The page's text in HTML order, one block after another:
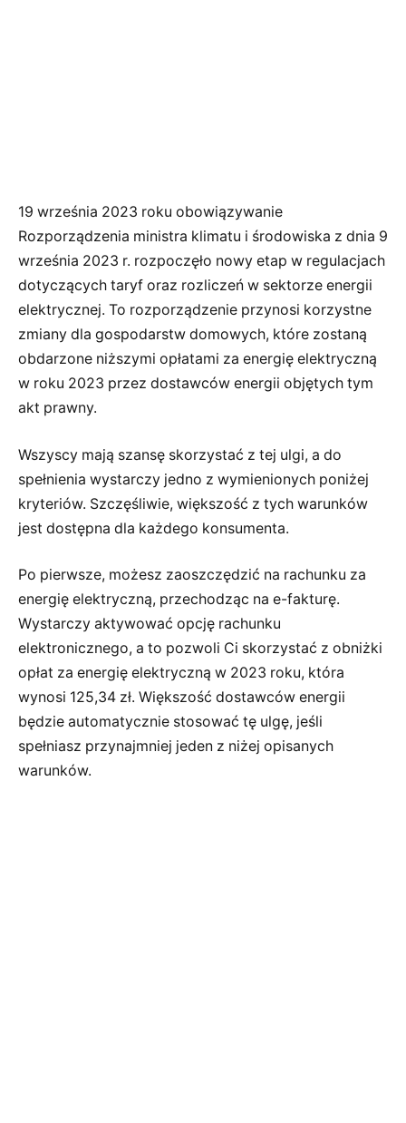
19 września 2023 roku obowiązywanie
Rozporządzenia ministra klimatu i środowiska z dnia 9
września 2023 r. rozpoczęło nowy etap w regulacjach
dotyczących taryf oraz rozliczeń w sektorze energii
elektrycznej. To rozporządzenie przynosi korzystne
zmiany dla gospodarstw domowych, które zostaną
obdarzone niższymi opłatami za energię elektryczną
w roku 2023 przez dostawców energii objętych tym
akt prawny.
Wszyscy mają szansę skorzystać z tej ulgi, a do
spełnienia wystarczy jedno z wymienionych poniżej
kryteriów. Szczęśliwie, większość z tych warunków
jest dostępna dla każdego konsumenta.
Po pierwsze, możesz zaoszczędzić na rachunku za
energię elektryczną, przechodząc na e-fakturę.
Wystarczy aktywować opcję rachunku
elektronicznego, a to pozwoli Ci skorzystać z obniżki
opłat za energię elektryczną w 2023 roku, która
wynosi 125,34 zł. Większość dostawców energii
będzie automatycznie stosować tę ulgę, jeśli
spełniasz przynajmniej jeden z niżej opisanych
warunków.